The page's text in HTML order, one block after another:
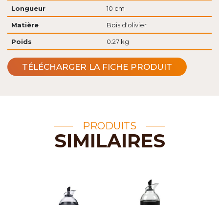
Longueur 10 cm
Matière Bois d'olivier
Poids 0.27 kg
TÉLÉCHARGER LA FICHE PRODUIT
PRODUITS
SIMILAIRES